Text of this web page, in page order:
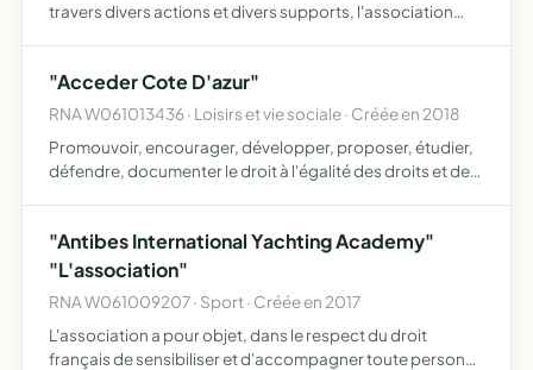
travers divers actions et divers supports, l'association
"Acceder Cote D'azur"
RNA W061013436 · Loisirs et vie sociale · Créée en 2018
Promouvoir, encourager, développer, proposer, étudier,
défendre, documenter le droit à l'égalité des droits et des
"Antibes International Yachting Academy"
"L'association"
RNA W061009207 · Sport · Créée en 2017
L'association a pour objet, dans le respect du droit
français de sensibiliser et d'accompagner toute personne